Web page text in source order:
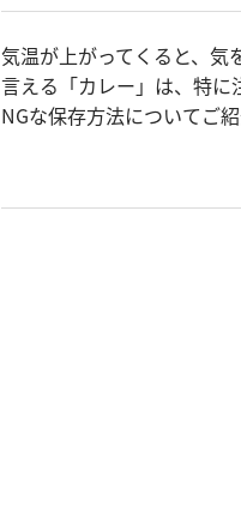
気温が上がってくると、気
言える「カレー」は、特
NGな保存方法についてご紹